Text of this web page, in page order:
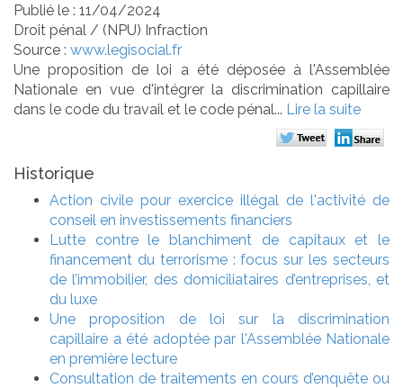
Publié le : 11/04/2024
Droit pénal / (NPU) Infraction
Source : www.legisocial.fr
Une proposition de loi a été déposée à l'Assemblée
Nationale en vue d'intégrer la discrimination capillaire
dans le code du travail et le code pénal... Lire la suite
Historique
Action civile pour exercice illégal de l'activité de
conseil en investissements financiers
Lutte contre le blanchiment de capitaux et le
financement du terrorisme : focus sur les secteurs
de l’immobilier, des domiciliataires d’entreprises, et
du luxe
Une proposition de loi sur la discrimination
capillaire a été adoptée par l'Assemblée Nationale
en première lecture
Consultation de traitements en cours d’enquête ou